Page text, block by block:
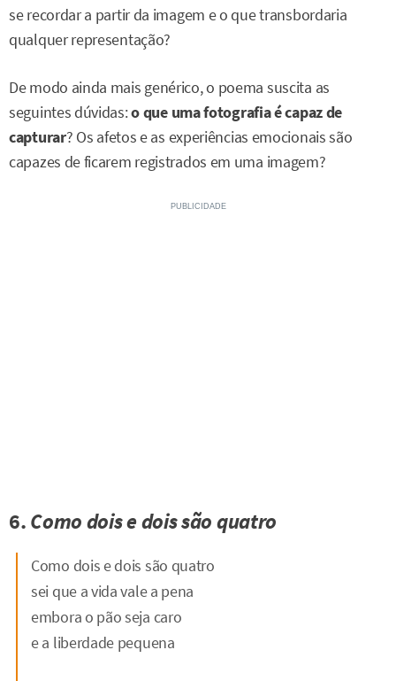
se recordar a partir da imagem e o que transbordaria
qualquer representação?
De modo ainda mais genérico, o poema suscita as
seguintes dúvidas:o que uma fotografia é capaz de
capturar? Os afetos e as experiências emocionais são
capazes de ficarem registrados em uma imagem?
6.Como dois e dois são quatro
Como dois e dois são quatro
sei que a vida vale a pena
embora o pão seja caro
e a liberdade pequena